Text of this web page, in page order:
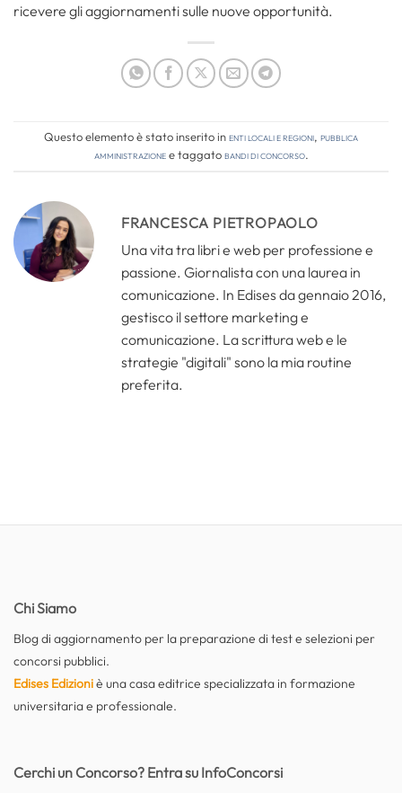
ricevere gli aggiornamenti sulle nuove opportunità.
Questo elemento è stato inserito inEnti locali e regioni, Pubblica
amministrazionee taggatobandi di concorso.
FRANCESCA PIETROPAOLO
Una vita tra libri e web per professione e
passione. Giornalista con una laurea in
comunicazione. In Edises da gennaio 2016,
gestisco il settore marketing e
comunicazione. La scrittura web e le
strategie "digitali" sono la mia routine
preferita.
Chi Siamo
Blog di aggiornamento per la preparazione di test e selezioni per
concorsi pubblici.
Edises Edizioniè una casa editrice specializzata in formazione
universitaria e professionale.
Cerchi un Concorso? Entra su InfoConcorsi